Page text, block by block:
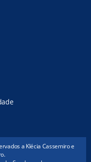
a Klécia Cassemiro e